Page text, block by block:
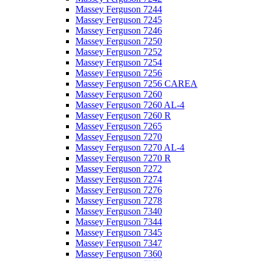
Massey Ferguson 7244
Massey Ferguson 7245
Massey Ferguson 7246
Massey Ferguson 7250
Massey Ferguson 7252
Massey Ferguson 7254
Massey Ferguson 7256
Massey Ferguson 7256 CAREA
Massey Ferguson 7260
Massey Ferguson 7260 AL-4
Massey Ferguson 7260 R
Massey Ferguson 7265
Massey Ferguson 7270
Massey Ferguson 7270 AL-4
Massey Ferguson 7270 R
Massey Ferguson 7272
Massey Ferguson 7274
Massey Ferguson 7276
Massey Ferguson 7278
Massey Ferguson 7340
Massey Ferguson 7344
Massey Ferguson 7345
Massey Ferguson 7347
Massey Ferguson 7360